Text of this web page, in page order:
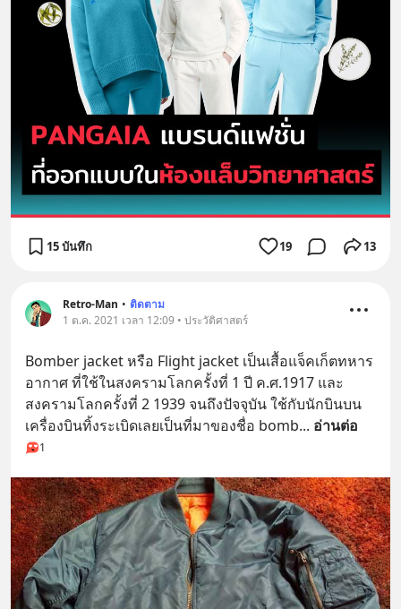
15 บันทึก 19 13
Retro-Man • ติดตาม
1 ต.ค. 2021 เวลา 12:09 • ประวัติศาสตร์
Bomber jacket หรือ Flight jacket เป็นเสื้อแจ็คเก็ตทหาร
อากาศ ที่ใช้ในสงครามโลกครั้งที่ 1 ปี ค.ศ.1917 และ
สงครามโลกครั้งที่ 2 1939 จนถึงปัจจุบัน ใช้กับนักบินบน
เครื่องบินทิ้งระเบิดเลยเป็นที่มาของชื่อ bomb... อ่านต่อ
1